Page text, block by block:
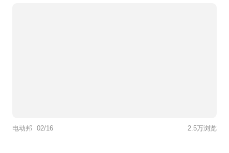
电动邦 02/16 2.5万浏览